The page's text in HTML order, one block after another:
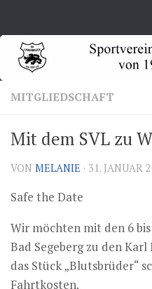
MITGLIEDSCHAFT
Mit dem SVL zu
VON MELANIE · 31. JANUAR
Safe the Date
Wir möchten mit den 6
Bad Segeberg zu den
das Stück „Blutsbrüder“
Fahrtkosten.